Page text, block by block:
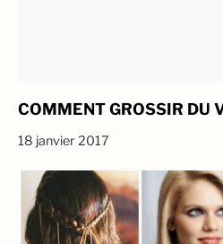
COMMENT GROSSIR DU
18 janvier 2017